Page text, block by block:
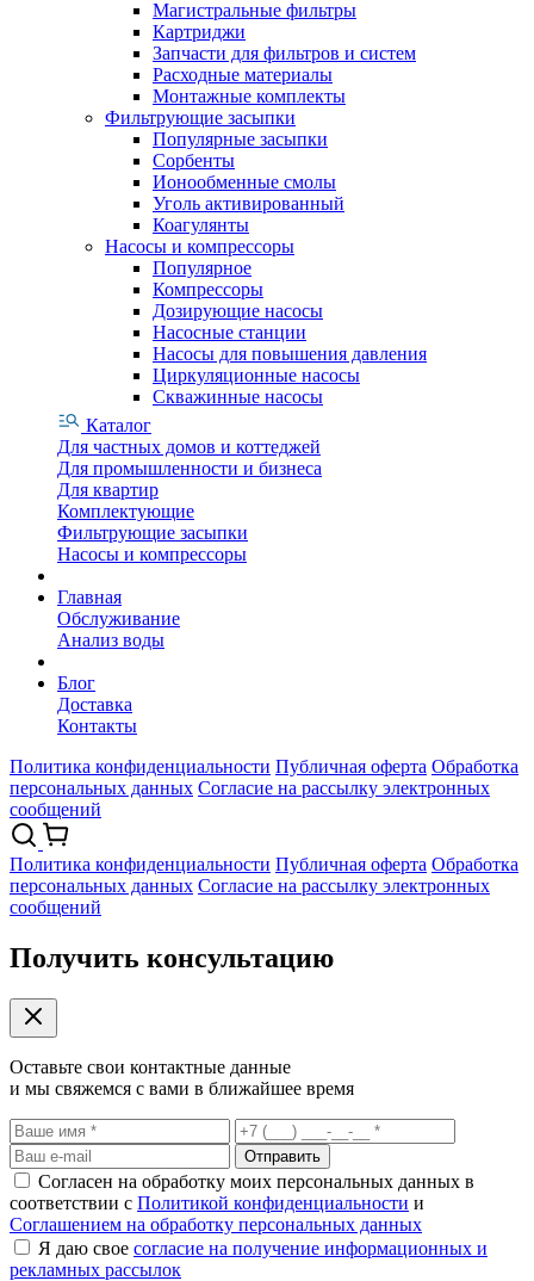
Магистральные фильтры
Картриджи
Запчасти для фильтров и систем
Расходные материалы
Монтажные комплекты
Фильтрующие засыпки
Популярные засыпки
Сорбенты
Ионообменные смолы
Уголь активированный
Коагулянты
Насосы и компрессоры
Популярное
Компрессоры
Дозирующие насосы
Насосные станции
Насосы для повышения давления
Циркуляционные насосы
Скважинные насосы
Каталог
Для частных домов и коттеджей
Для промышленности и бизнеса
Для квартир
Комплектующие
Фильтрующие засыпки
Насосы и компрессоры
Главная
Обслуживание
Анализ воды
Блог
Доставка
Контакты
Политика конфиденциальности Публичная оферта Обработка
персональных данных Согласие на рассылку электронных
сообщений
Политика конфиденциальности Публичная оферта Обработка
персональных данных Согласие на рассылку электронных
сообщений
Получить консультацию
Оставьте свои контактные данные
и мы свяжемся с вами в ближайшее время
Отправить
Согласен на обработку моих персональных данных в
соответствии с Политикой конфиденциальности и
Соглашением на обработку персональных данных
Я даю свое согласие на получение информационных и
рекламных рассылок